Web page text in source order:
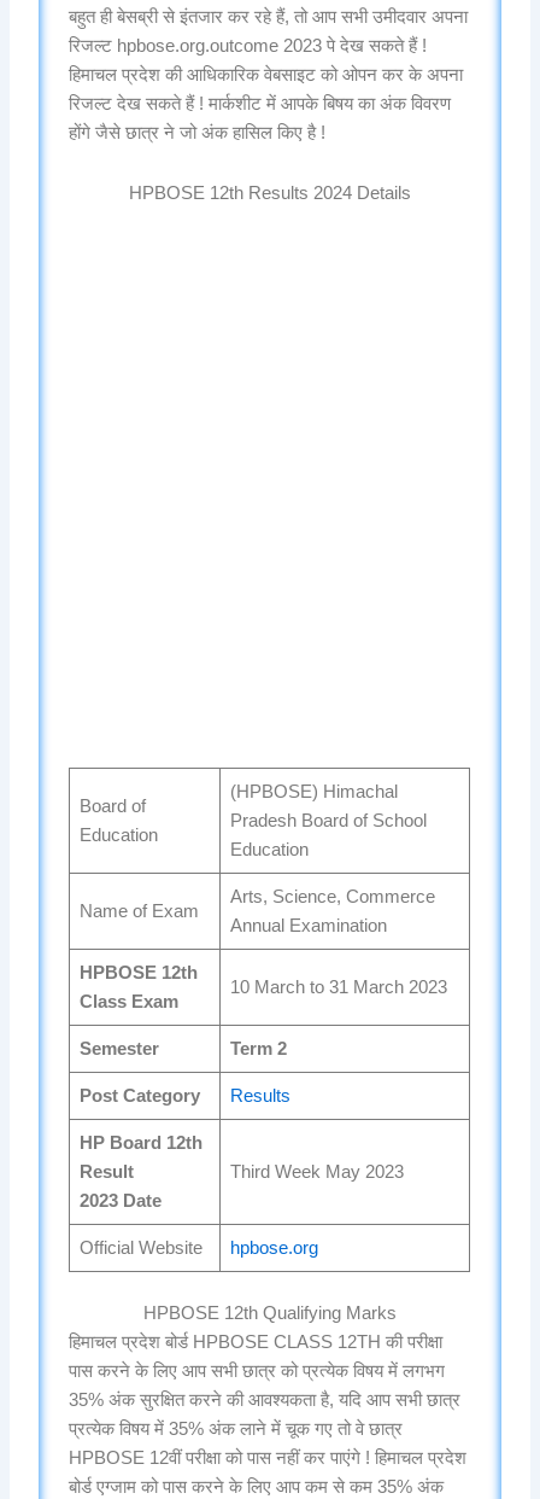
बहुत ही बेसब्री से इंतजार कर रहे हैं, तो आप सभी उमीदवार अपना
रिजल्ट hpbose.org.outcome 2023 पे देख सकते हैं !
हिमाचल प्रदेश की आधिकारिक वेबसाइट को ओपन कर के अपना
रिजल्ट देख सकते हैं ! मार्कशीट में आपके बिषय का अंक विवरण
होंगे जैसे छात्र ने जो अंक हासिल किए है !
HPBOSE 12th Results 2024 Details
Board of
Education
(HPBOSE) Himachal
Pradesh Board of School
Education
Name of Exam
Arts, Science, Commerce
Annual Examination
HPBOSE 12th
Class Exam
10 March to 31 March 2023
Semester Term 2
Post Category Results
HP Board 12th
Result
2023 Date
Third Week May 2023
Official Website hpbose.org
HPBOSE 12th Qualifying Marks
हिमाचल प्रदेश बोर्ड HPBOSE CLASS 12TH की परीक्षा
पास करने के लिए आप सभी छात्र को प्रत्येक विषय में लगभग
35% अंक सुरक्षित करने की आवश्यकता है, यदि आप सभी छात्र
प्रत्येक विषय में 35% अंक लाने में चूक गए तो वे छात्र
HPBOSE 12वीं परीक्षा को पास नहीं कर पाएंगे ! हिमाचल प्रदेश
बोर्ड एग्जाम को पास करने के लिए आप कम से कम 35% अंक